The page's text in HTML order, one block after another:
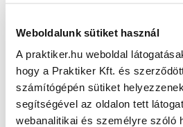
Weboldalunk sütiket használ
A praktiker.hu weboldal
hogy a Praktiker Kft. és
számítógépén sütiket
segítségével az oldalon tett
webanalitikai és személyre szóló
Oldal